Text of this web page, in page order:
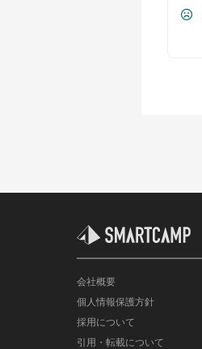
会社概要
個人情報保護方針
採用について
引用・転載について